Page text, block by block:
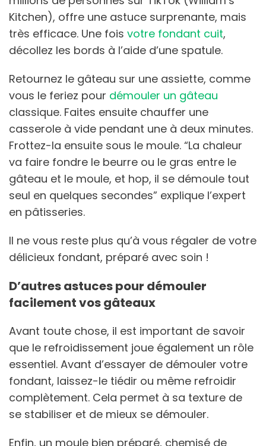
Kitchen), offre une astuce surprenante, mais
très efficace. Une fois votre fondant cuit,
décollez les bords à l’aide d’une spatule.
Retournez le gâteau sur une assiette, comme
vous le feriez pour démouler un gâteau
classique. Faites ensuite chauffer une
casserole à vide pendant une à deux minutes.
Frottez-la ensuite sous le moule. “La chaleur
va faire fondre le beurre ou le gras entre le
gâteau et le moule, et hop, il se démoule tout
seul en quelques secondes” explique l’expert
en pâtisseries.
Il ne vous reste plus qu’à vous régaler de votre
délicieux fondant, préparé avec soin !
D’autres astuces pour démouler
facilement vos gâteaux
Avant toute chose, il est important de savoir
que le refroidissement joue également un rôle
essentiel. Avant d’essayer de démouler votre
fondant, laissez-le tiédir ou même refroidir
complètement. Cela permet à sa texture de
se stabiliser et de mieux se démouler.
Enfin, un moule bien préparé, chemisé de